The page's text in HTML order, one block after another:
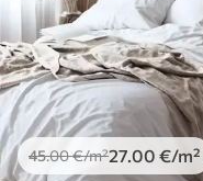
Peel and Stick
81.6749.00€/m²
45.00€/m²27 .00 €/m²